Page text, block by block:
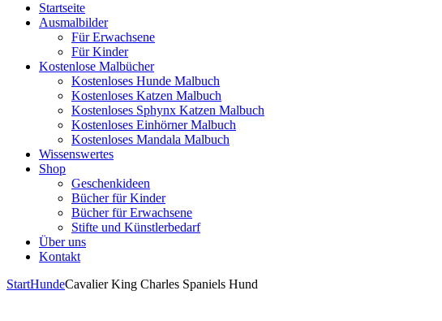
Startseite
Ausmalbilder
Für Erwachsene
Für Kinder
Kostenlose Malbücher
Kostenloses Hunde Malbuch
Kostenloses Katzen Malbuch
Kostenloses Sphynx Katzen Malbuch
Kostenloses Einhörner Malbuch
Kostenloses Mandala Malbuch
Wissenswertes
Shop
Geschenkideen
Bücher für Kinder
Bücher für Erwachsene
Stifte und Künstlerbedarf
Über uns
Kontakt
StartHundeCavalier King Charles Spaniels Hund